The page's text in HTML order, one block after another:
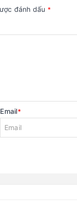
đánh dấu *
Email*